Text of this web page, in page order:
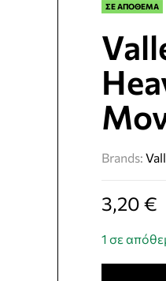
ΣΕ ΑΠΟΘΕΜΑ
Brands:
3,20 €
1 σε